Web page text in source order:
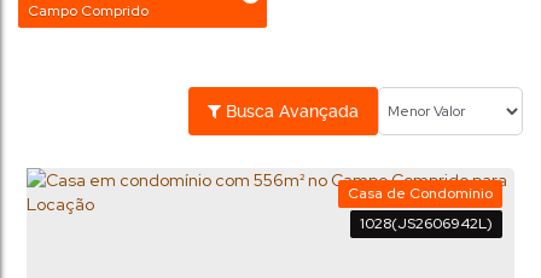
Campo Comprido
Busca Avançada
1028(JS2606942L)
Casa de Condomínio